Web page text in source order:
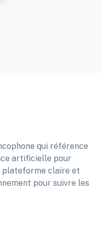
qui référence
artificielle pour
plateforme claire et
pour suivre les